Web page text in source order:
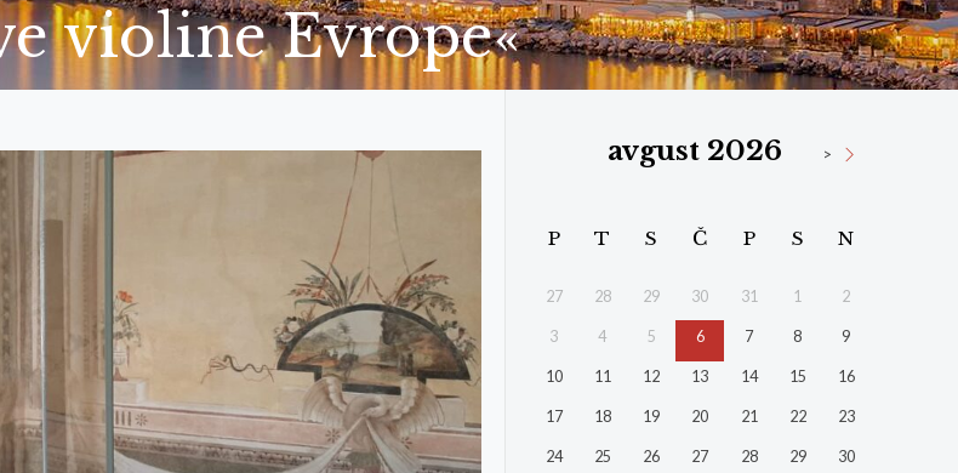
violine Evrope«
avgust 2026 >
P T S Č P S N
27 28 29 30 31 1 2
3 4 5 6 7 8 9
10 11 12 13 14 15 16
17 18 19 20 21 22 23
24 25 26 27 28 29 30